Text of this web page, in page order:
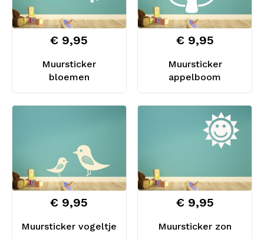
Muursticker
bloemen
€ 9,95
Muursticker
appelboom
€ 9,95
Muursticker vogeltje
€ 9,95
Muursticker zon
€ 9,95